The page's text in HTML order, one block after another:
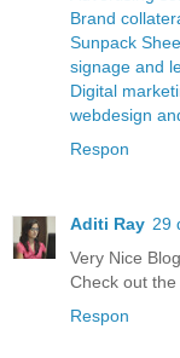
Brand
Sunpack
signage and
Digital
webdesign
Respon
Aditi Ray 29
Very Nice
Check out
Respon